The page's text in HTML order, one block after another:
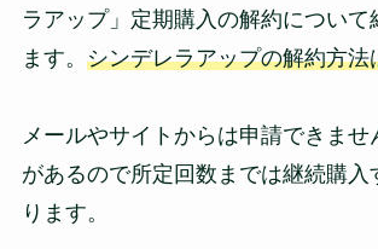
ラアップ」定期購入の解約について
ます。 シンデレラアップの解約方法
メールやサイトからは申請できませ
があるので所定回数までは継続購入
ります。